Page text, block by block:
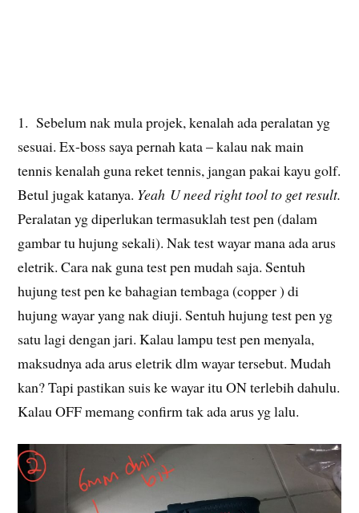
1. Sebelum nak mula projek, kenalah ada peralatan yg
sesuai. Ex-boss saya pernah kata – kalau nak main
tennis kenalah guna reket tennis, jangan pakai kayu golf.
Betul jugak katanya. Yeah U need right tool to get result.
Peralatan yg diperlukan termasuklah test pen (dalam
gambar tu hujung sekali). Nak test wayar mana ada arus
eletrik. Cara nak guna test pen mudah saja. Sentuh
hujung test pen ke bahagian tembaga (copper ) di
hujung wayar yang nak diuji. Sentuh hujung test pen yg
satu lagi dengan jari. Kalau lampu test pen menyala,
maksudnya ada arus eletrik dlm wayar tersebut. Mudah
kan? Tapi pastikan suis ke wayar itu ON terlebih dahulu.
Kalau OFF memang confirm tak ada arus yg lalu.